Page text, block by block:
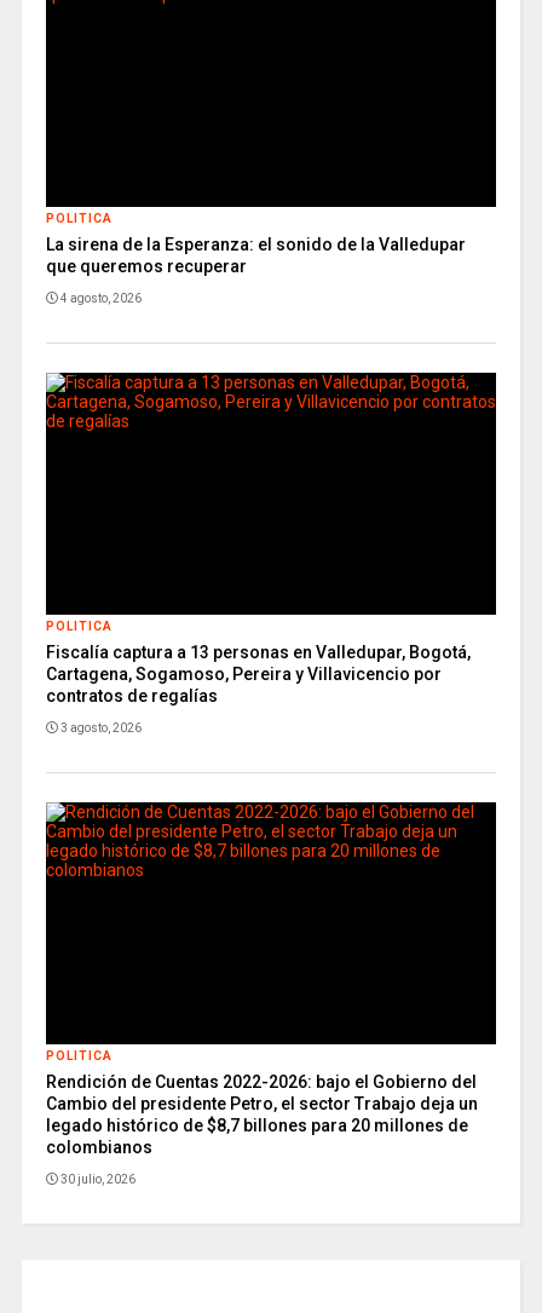
POLITICA
La sirena de la Esperanza: el sonido de la Valledupar
que queremos recuperar
4 agosto, 2026
POLITICA
Fiscalía captura a 13 personas en Valledupar, Bogotá,
Cartagena, Sogamoso, Pereira y Villavicencio por
contratos de regalías
3 agosto, 2026
POLITICA
Rendición de Cuentas 2022-2026: bajo el Gobierno del
Cambio del presidente Petro, el sector Trabajo deja un
legado histórico de $8,7 billones para 20 millones de
colombianos
30 julio, 2026